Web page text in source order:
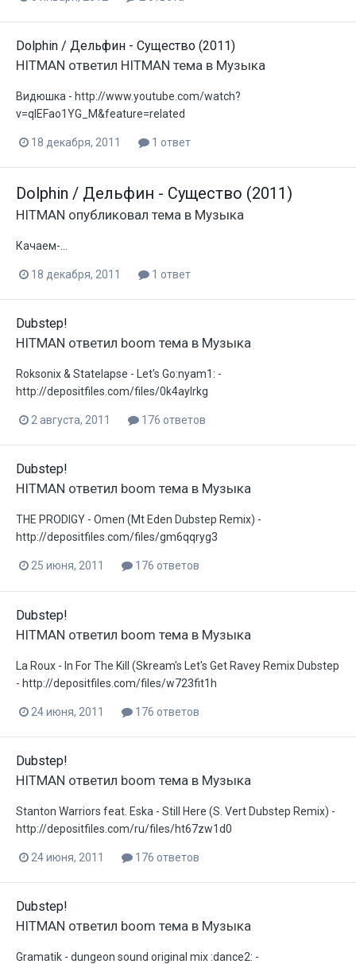
Dolphin / Дельфин - Существо (2011)
HITMAN ответил HITMAN тема в Музыка
Видюшка - http://www.youtube.com/watch?
v=qlEFao1YG_M&feature=related
18 декабря, 2011 1 ответ
Dolphin / Дельфин - Существо (2011)
HITMAN опубликовал тема в Музыка
Качаем-...
18 декабря, 2011 1 ответ
Dubstep!
HITMAN ответил boom тема в Музыка
Roksonix & Statelapse - Let's Go:nyam1: -
http://depositfiles.com/files/0k4aylrkg
2 августа, 2011 176 ответов
Dubstep!
HITMAN ответил boom тема в Музыка
THE PRODIGY - Omen (Mt Eden Dubstep Remix) -
http://depositfiles.com/files/gm6qqryg3
25 июня, 2011 176 ответов
Dubstep!
HITMAN ответил boom тема в Музыка
La Roux - In For The Kill (Skream's Let's Get Ravey Remix Dubstep
- http://depositfiles.com/files/w723fit1h
24 июня, 2011 176 ответов
Dubstep!
HITMAN ответил boom тема в Музыка
Stanton Warriors feat. Eska - Still Here (S. Vert Dubstep Remix) -
http://depositfiles.com/ru/files/ht67zw1d0
24 июня, 2011 176 ответов
Dubstep!
HITMAN ответил boom тема в Музыка
Gramatik - dungeon sound original mix :dance2: -